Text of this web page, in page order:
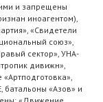
и запрещены
иноагентом),
«Свидетели
союз»,
сектор», УНА-
дивижн»,
батальоны «Азов» и
«Движение